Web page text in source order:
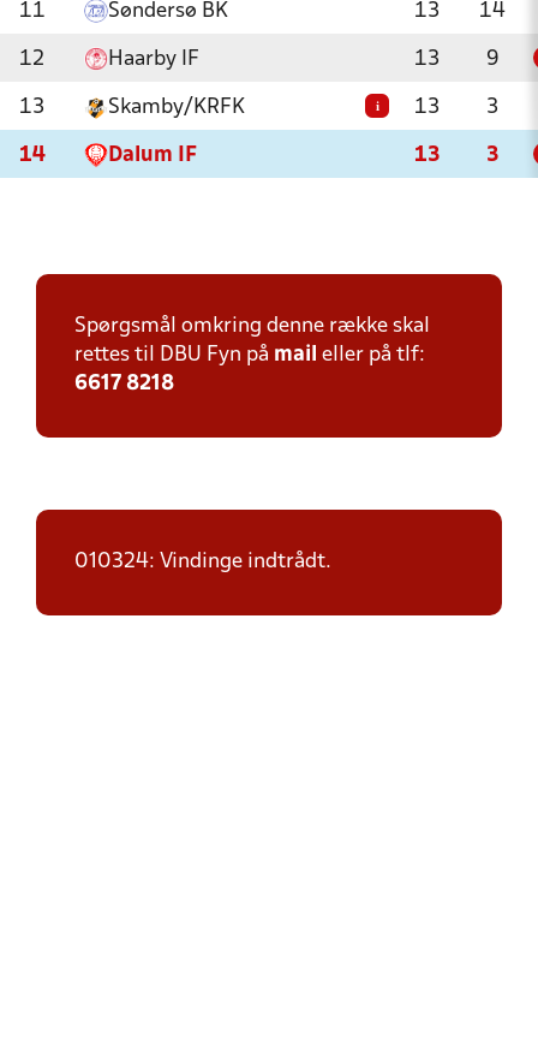
11 Søndersø BK 13 14
12 Haarby IF 13 9
13 Skamby/KRFK i 13 3
14 Dalum IF 13 3
Spørgsmål omkring denne række skal
rettes til DBU Fyn på mail eller på tlf:
6617 8218
010324: Vindinge indtrådt.